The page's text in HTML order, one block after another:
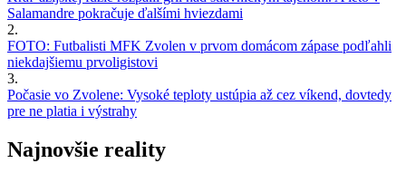
Salamandre pokračuje ďalšími hviezdami
2.
FOTO: Futbalisti MFK Zvolen v prvom domácom zápase podľahli
niekdajšiemu prvoligistovi
3.
Počasie vo Zvolene: Vysoké teploty ustúpia až cez víkend, dovtedy
pre ne platia i výstrahy
Najnovšie reality